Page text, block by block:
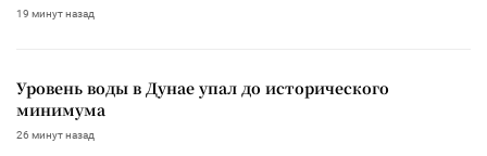
19 минут назад
Уровень воды в Дунае упал до исторического
минимума
26 минут назад